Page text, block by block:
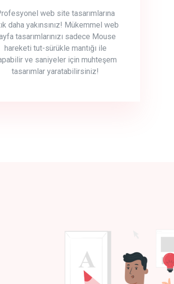
web site tasarımlarına
daha yakınsınız! Mükemmel web
tasarımlarınızı sadece Mouse
hareketi tut-sürükle mantığı ile
ve saniyeler için muhteşem
tasarımlar yaratabilirsiniz!